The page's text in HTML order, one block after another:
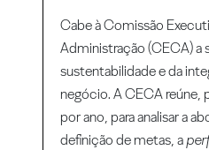
Cabe à Comissão
Administração (CECA) a
sustentabilidade e da
negócio. A CECA reúne,
por ano, para analisar a
definição de metas, a